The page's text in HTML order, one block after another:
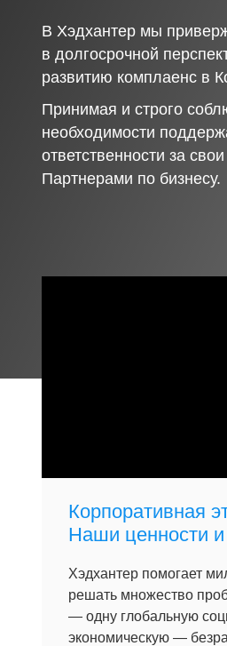
В Хэдхантер мы
в долгосрочной
развитию комплаенс в
Принимая и строго
необходимости
ответственности за
Партнерами по бизнесу.
Корпоративная
Наши ценности
Хэдхантер помогает
решать множество
— одну глобальную
экономическую —